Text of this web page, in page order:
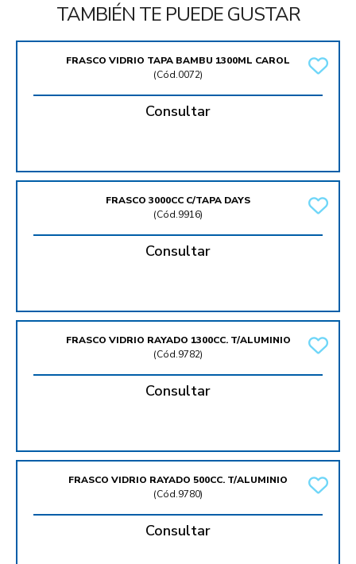
TAMBIÉN TE PUEDE GUSTAR
FRASCO VIDRIO TAPA BAMBU 1300ML CAROL
(Cód.0072)
Consultar
FRASCO 3000CC C/TAPA DAYS
(Cód.9916)
Consultar
FRASCO VIDRIO RAYADO 1300CC. T/ALUMINIO
(Cód.9782)
Consultar
FRASCO VIDRIO RAYADO 500CC. T/ALUMINIO
(Cód.9780)
Consultar